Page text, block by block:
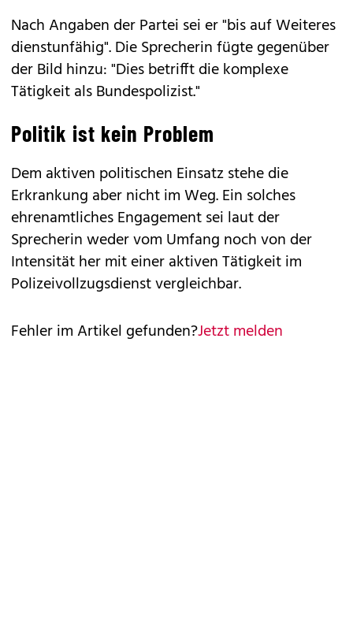
Nach Angaben der Partei sei er "bis auf Weiteres
dienstunfähig". Die Sprecherin fügte gegenüber
der Bild hinzu: "Dies betrifft die komplexe
Tätigkeit als Bundespolizist."
Politik ist kein Problem
Dem aktiven politischen Einsatz stehe die
Erkrankung aber nicht im Weg. Ein solches
ehrenamtliches Engagement sei laut der
Sprecherin weder vom Umfang noch von der
Intensität her mit einer aktiven Tätigkeit im
Polizeivollzugsdienst vergleichbar.
Fehler im Artikel gefunden?Jetzt melden